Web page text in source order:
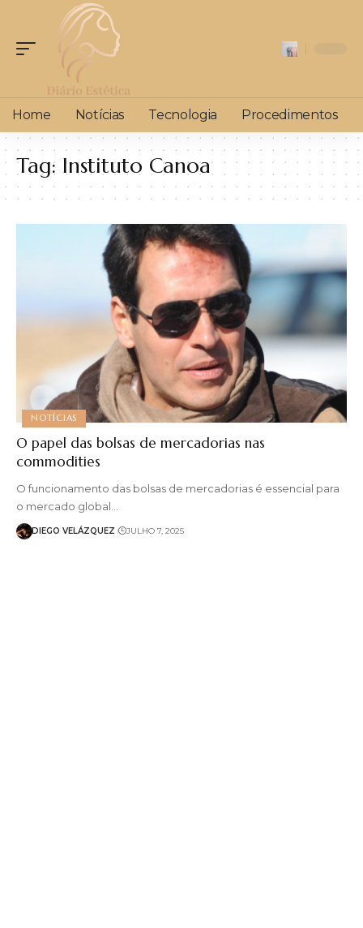
Home Notícias Tecnologia Procedimentos
Tag: Instituto Canoa
NOTÍCIAS
O papel das bolsas de mercadorias nas
commodities
O funcionamento das bolsas de mercadorias é essencial para
o mercado global…
DIEGO VELÁZQUEZ JULHO 7, 2025